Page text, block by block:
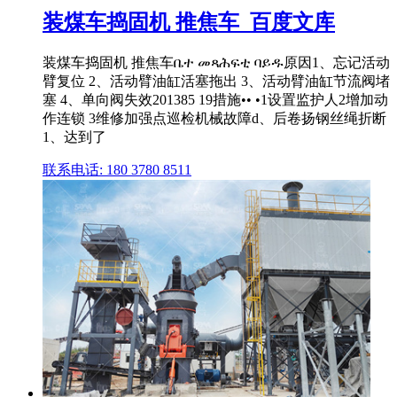
装煤车捣固机 推焦车_百度文库
装煤车捣固机 推焦车ቤተ መጻሕፍቲ ባይዱ原因1、忘记活动
臂复位 2、活动臂油缸活塞拖出 3、活动臂油缸节流阀堵
塞 4、单向阀失效201385 19措施•• •1设置监护人2增加动
作连锁 3维修加强点巡检机械故障d、后卷扬钢丝绳折断
1、达到了
联系电话: 180 3780 8511